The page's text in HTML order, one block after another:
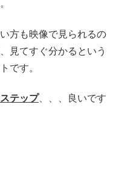
方も映像で見られるの
見てすぐ分かるという
です。
テップ、、、良いです